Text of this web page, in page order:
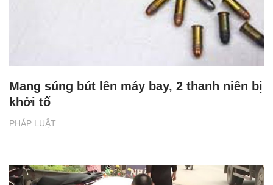
PHÁP LUẬT
Mang súng bút lên máy bay, 2 thanh niên bị
khởi tố